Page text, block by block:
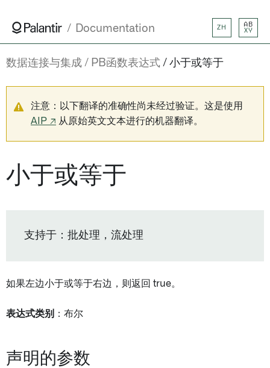
Documentation ZH
AB
XY
数据连接与集成 PB函数表达式 小于或等于
注意：以下翻译的准确性尚未经过验证。这是使用
AIP ↗ 从原始英文文本进行的机器翻译。
小于或等于
支持于：批处理，流处理
如果左边小于或等于右边，则返回 true。
表达式类别 ：布尔
声明的参数